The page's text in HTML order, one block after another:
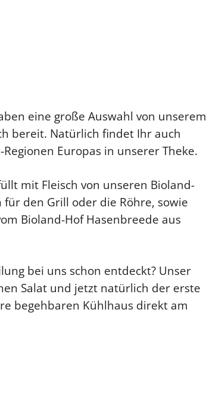
eine große Auswahl von unserem
bereit. Natürlich findet Ihr auch
Europas in unserer Theke.
mit Fleisch von unseren Bioland-
für den Grill oder die Röhre, sowie
Bioland-Hof Hasenbreede aus
bei uns schon entdeckt? Unser
Salat und jetzt natürlich der erste
begehbaren Kühlhaus direkt am